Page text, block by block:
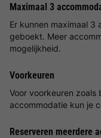
Maximaal 3
Er kunnen maximaal 3
geboekt. Meer
mogelijkheid.
Voorkeuren
Voor voorkeuren
accommodatie kun je
Reserveren meerdere